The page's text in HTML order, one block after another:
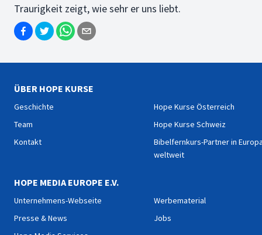
Traurigkeit zeigt, wie sehr er uns liebt.
ÜBER HOPE KURSE
Geschichte
Team
Kontakt
Hope Kurse Österreich
Hope Kurse Schweiz
Bibelfernkurs-Partner in
weltweit
HOPE MEDIA EUROPE E.V.
Unternehmens-Webseite
Presse & News
Werbematerial
Jobs